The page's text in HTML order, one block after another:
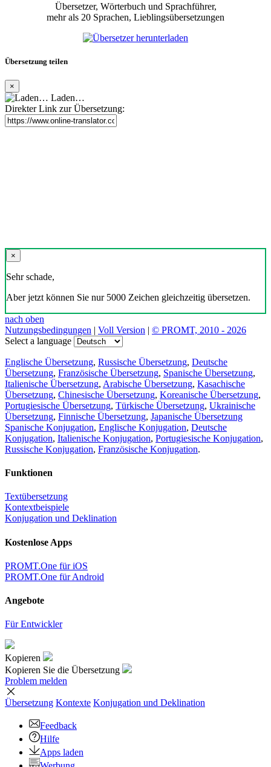
Übersetzer, Wörterbuch und Sprachführer,
mehr als 20 Sprachen, Lieblingsübersetzungen
Übersetzung teilen
×
Laden…
Direkter Link zur Übersetzung:
×
Sehr schade,
Aber jetzt können Sie nur 5000 Zeichen gleichzeitig übersetzen.
nach oben
Nutzungsbedingungen | Voll Version | © PROMT, 2010 - 2026
Select a language
Englische Übersetzung, Russische Übersetzung, Deutsche
Übersetzung, Französische Übersetzung, Spanische Übersetzung,
Italienische Übersetzung, Arabische Übersetzung, Kasachische
Übersetzung, Chinesische Übersetzung, Koreanische Übersetzung,
Portugiesische Übersetzung, Türkische Übersetzung, Ukrainische
Übersetzung, Finnische Übersetzung, Japanische Übersetzung
Spanische Konjugation, Englische Konjugation, Deutsche
Konjugation, Italienische Konjugation, Portugiesische Konjugation,
Russische Konjugation, Französische Konjugation.
Funktionen
Textübersetzung
Kontextbeispiele
Konjugation und Deklination
Kostenlose Apps
PROMT.One für iOS
PROMT.One für Android
Angebote
Für Entwickler
Kopieren
Kopieren Sie die Übersetzung
Problem melden
Übersetzung Kontexte Konjugation und Deklination
Feedback
Hilfe
Apps laden